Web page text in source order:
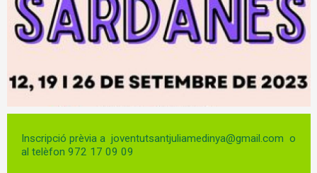
Diapositiva 1 de 1
Inscripció prèvia a joventutsantjuliamedinya@gmail.com o
al telèfon 972 17 09 09